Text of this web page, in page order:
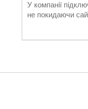
У компанії
не покидаючи